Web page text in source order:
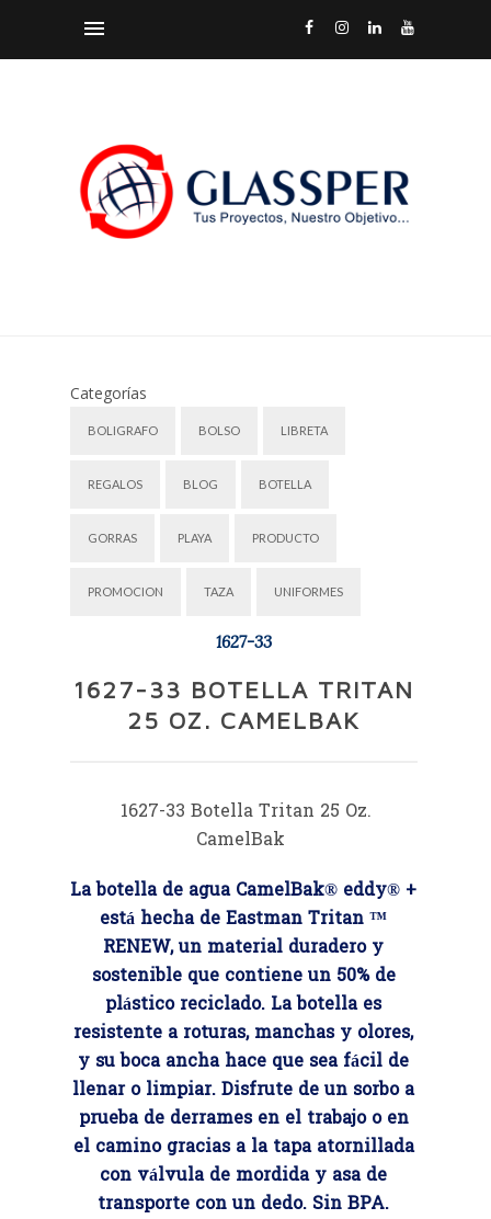
Categorías
BOLIGRAFO BOLSO LIBRETA
REGALOS BLOG BOTELLA
GORRAS PLAYA PRODUCTO
PROMOCION TAZA UNIFORMES
1627-33
1627-33 BOTELLA TRITAN
25 OZ. CAMELBAK
1627-33 Botella Tritan 25 Oz.
CamelBak
La botella de agua CamelBak® eddy® +
está hecha de Eastman Tritan ™
RENEW, un material duradero y
sostenible que contiene un 50% de
plástico reciclado. La botella es
resistente a roturas, manchas y olores,
y su boca ancha hace que sea fácil de
llenar o limpiar.Disfrute de un sorbo a
prueba de derrames en el trabajo o en
el camino gracias a la tapa atornillada
con válvula de mordida y asa de
transporte con un dedo. Sin BPA.